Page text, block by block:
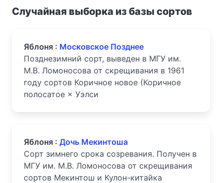
Случайная выборка из базы сортов
Яблоня : Московское Позднее
Позднезимний сорт, выведен в МГУ им.
М.В. Ломоносова от скрещивания в 1961
году сортов Коричное новое (Коричное
полосатое × Уэлси
Яблоня : Дочь Мекинтоша
Сорт зимнего срока созревания. Получен в
МГУ им. М.В. Ломоносова от скрещивания
сортов Мекинтош и Кулон-китайка